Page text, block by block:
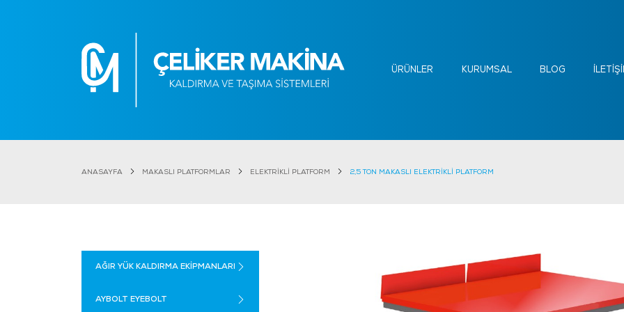
ÜRÜNLER KURUMSAL BLOG
ANASAYFA MAKASLI PLATFORMLAR ELEKTRİKLİ PLATFORM 2,5 TON MAKASLI ELEKTRİKLİ PLATFORM
AĞIR YÜK KALDIRMA EKİPMANLARI
AYBOLT EYEBOLT